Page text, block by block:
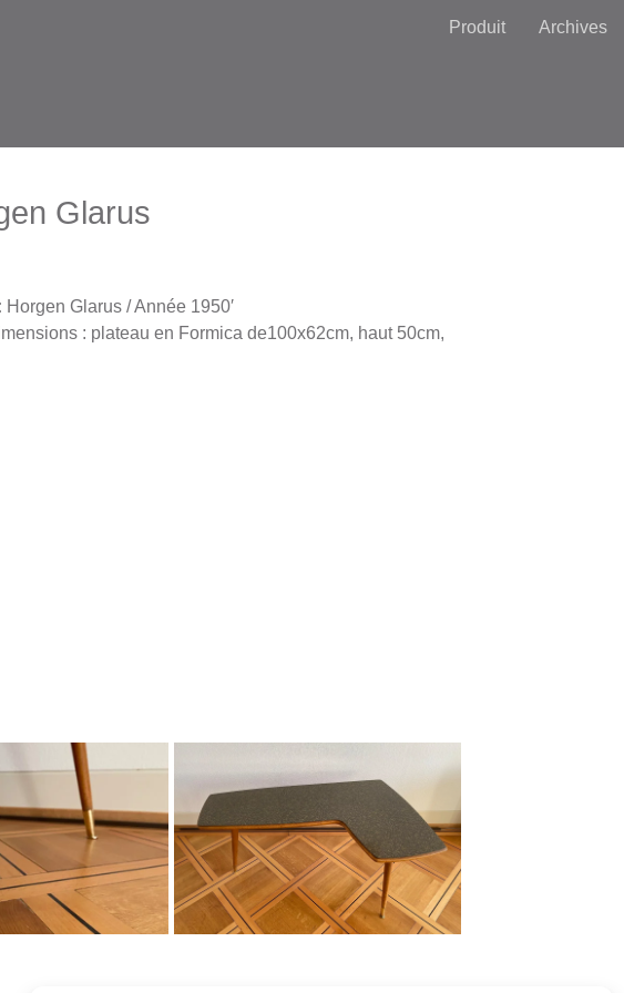
Produit Archives
Glarus
Horgen Glarus / Année 1950′
: plateau en Formica de100x62cm, haut 50cm,